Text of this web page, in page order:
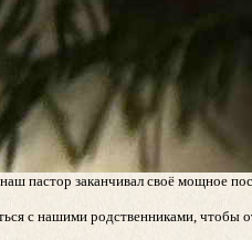
пастор заканчивал своё мощное
с нашими родственниками, чтобы